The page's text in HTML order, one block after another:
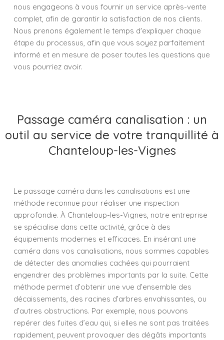
nous engageons à vous fournir un service après-vente
complet, afin de garantir la satisfaction de nos clients.
Nous prenons également le temps d'expliquer chaque
étape du processus, afin que vous soyez parfaitement
informé et en mesure de poser toutes les questions que
vous pourriez avoir.
Passage caméra canalisation : un
outil au service de votre tranquillité à
Chanteloup-les-Vignes
Le passage caméra dans les canalisations est une
méthode reconnue pour réaliser une inspection
approfondie. À Chanteloup-les-Vignes, notre entreprise
se spécialise dans cette activité, grâce à des
équipements modernes et efficaces. En insérant une
caméra dans vos canalisations, nous sommes capables
de détecter des anomalies cachées qui pourraient
engendrer des problèmes importants par la suite. Cette
méthode permet d’obtenir une vue d’ensemble des
décaissements, des racines d’arbres envahissantes, ou
d’autres obstructions. Par exemple, nous pouvons
repérer des fuites d’eau qui, si elles ne sont pas traitées
rapidement, peuvent provoquer des dégâts importants